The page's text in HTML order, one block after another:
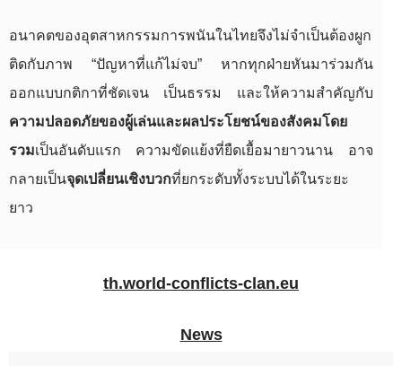
อนาคตของอุตสาหกรรมการพนันในไทยจึงไม่จำเป็นต้องผูก
ติดกับภาพ “ปัญหาที่แก้ไม่จบ” หากทุกฝ่ายหันมาร่วมกัน
ออกแบบกติกาที่ชัดเจน เป็นธรรม และให้ความสำคัญกับ
ความปลอดภัยของผู้เล่นและผลประโยชน์ของสังคมโดย
รวมเป็นอันดับแรก ความขัดแย้งที่ยืดเยื้อมายาวนาน อาจ
กลายเป็นจุดเปลี่ยนเชิงบวกที่ยกระดับทั้งระบบได้ในระยะ
ยาว
th.world-conflicts-clan.eu
News